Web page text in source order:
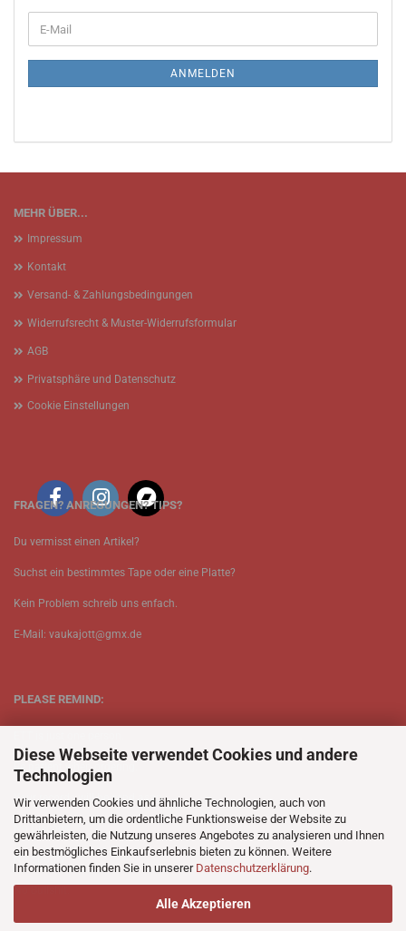
Diese Webseite verwendet Cookies und andere
Technologien
Wir verwenden Cookies und ähnliche Technologien, auch von
Drittanbietern, um die ordentliche Funktionsweise der Website zu
gewährleisten, die Nutzung unseres Angebotes zu analysieren und Ihnen
ein bestmögliches Einkaufserlebnis bieten zu können. Weitere
Informationen finden Sie in unserer Datenschutzerklärung.
Alle Akzeptieren
ZUR
E-
Mail
ANMELDEN
MEHR ÜBER...
Impressum
Kontakt
Versand- & Zahlungsbedingungen
Widerrufsrecht & Muster-Widerrufsformular
AGB
Privatsphäre und Datenschutz
Cookie Einstellungen
FRAGEN? ANREGUNGEN? TIPS?
Du vermisst einen Artikel?
Suchst ein bestimmtes Tape oder eine Platte?
Kein Problem schreib uns enfach.
E-Mail: vaukajott@gmx.de
PLEASE REMIND:
Be patient when ordering.
Your records will be send asap.
No Discogs.
No Spotify.
No Bullshit.